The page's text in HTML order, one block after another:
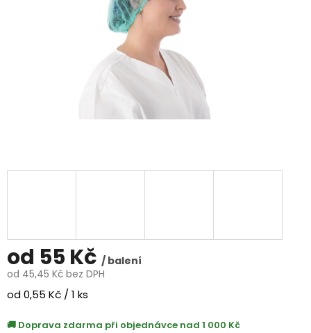
od 55 Kč / balení
od 45,45 Kč bez DPH
Měrná
od 0,55 Kč / 1 ks
Doprava zdarma při objednávce nad 1 000 Kč